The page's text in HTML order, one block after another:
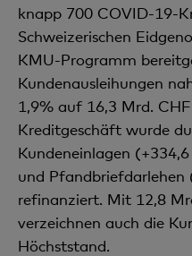
knapp 700 COVID-19-
Schweizerischen
KMU-Programm
Kundenausleihungen
1,9% auf 16,3 Mrd.
Kreditgeschäft wurde
Kundeneinlagen
und Pfandbriefdarlehen
refinanziert. Mit 12,8
verzeichnen auch die
Höchststand.